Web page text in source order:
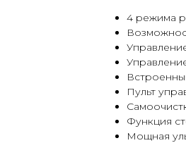
4 режима
Пульт
Функция
Мощная